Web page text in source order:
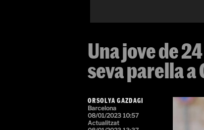
Una jove de
seva parella a
ORSOLYA GAZDAGI
Barcelona
08/01/2023 10:57
Actualitzat